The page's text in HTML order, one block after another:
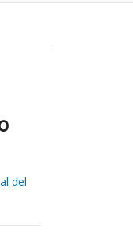
del